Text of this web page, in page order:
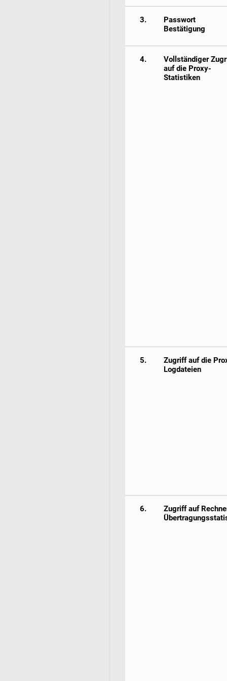
3.
Passwort
Bestätigung
4.
Vollständiger
auf die Proxy-
Statistiken
5.
Zugriff auf die
Logdateien
6.
Zugriff auf